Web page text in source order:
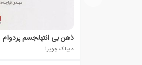
ذهن بی انتها،جسم پردوام
دیپاک چوپرا